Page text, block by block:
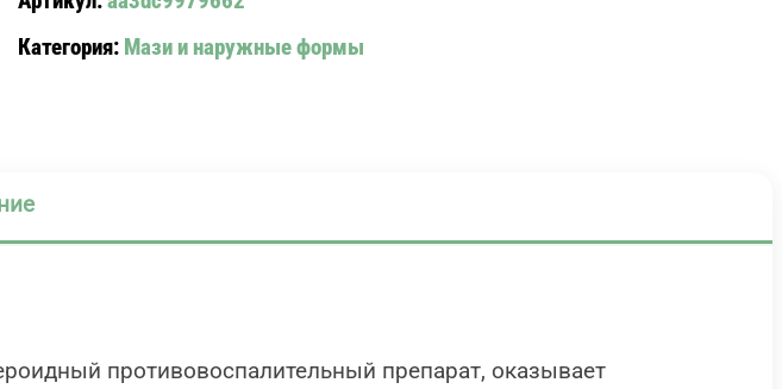
CREAM
Категория: Мази и наружные формы
противовоспалительный препарат, оказывает